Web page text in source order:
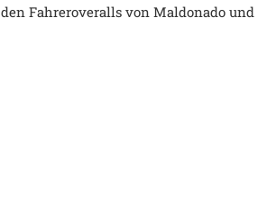
den Fahreroveralls von Maldonado